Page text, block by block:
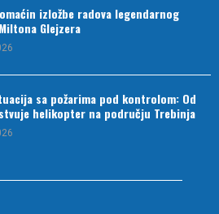
izložbe radova legendarnog
Glejzera
sa požarima pod kontrolom: Od
helikopter na području Trebinja